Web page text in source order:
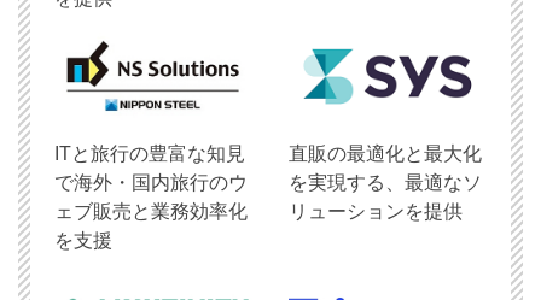
ITと旅行の豊富な知見
で海外・国内旅行のウ
ェブ販売と業務効率化
を支援
直販の最適化と最大化
を実現する、最適なソ
リューションを提供